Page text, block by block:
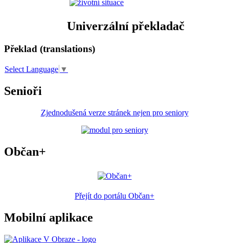
Univerzální překladač
Překlad (translations)
Select Language ▼
Senioři
Zjednodušená verze stránek nejen pro seniory
Občan+
Přejít do portálu Občan+
Mobilní aplikace